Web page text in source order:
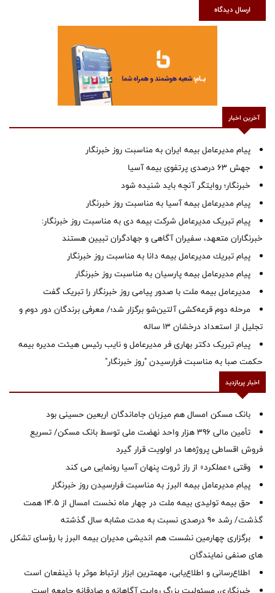
ارسال دیدگاه
آخرین اخبار
پیام مدیرعامل بیمه ایران به مناسبت روز خبرنگار
جهش ۶۳ درصدی پرتفوی بیمه آسیا
خبرنگار؛ روایتگر آنچه باید شنیده شود
پیام مدیرعامل بیمه آسیا به مناسبت روز خبرنگار
پیام تبریک مدیرعامل شرکت بیمه دی به مناسبت روز خبرنگار:
خبرنگاران متعهد، سفیران آگاهی و جهادگران تبیین هستند
پیام ‌تبریك‌ مدیرعامل بیمه دانا به مناسبت روز خبرنگار
پیام مدیرعامل بیمه پارسیان به مناسبت روز خبرنگار
مدیرعامل بیمه ملت با صدور پیامی روز خبرنگار را تبریک گفت
مرحله دوم قرعه‌کشی آلتین‌شو برگزار شد؛/ معرفی برندگان دور دوم و
تجلیل از استعداد درخشان ۱۳ ساله
پیام تبریک دکتر بهاری فر مدیرعامل و نایب رئیس هیئت مدیره بیمه
حکمت صبا به مناسبت فرارسیدن "روز خبرنگار"
اخبار پربازدید
بانک مسکن امسال هم میزبان جاماندگان اربعین حسینی بود
تأمین مالی ۳۹۶ هزار واحد نهضت ملی توسط بانک مسکن/ تسریع
فروش اقساطی پروژه‌ها در اولویت قرار گیرد
وقتی «عملکرد» از راز ثروت پنهان آسیا رونمایی می کند
پیام مدیرعامل بیمه البرز به مناسبت فرارسیدن روز خبرنگار
حق بیمه تولیدی بیمه ملت در چهار ماه نخست امسال از 14.5 همت
گذشت/ رشد 90 درصدی نسبت به مدت مشابه سال گذشته
برگزاری چهارمین نشست هم اندیشی مدیران بیمه البرز با رؤسای تشکل
های صنفی نمایندگان
اطلاع‌رسانی و اطلاع‌یابی، مهمترین ابزار ارتباط موثر با ذینفعان است